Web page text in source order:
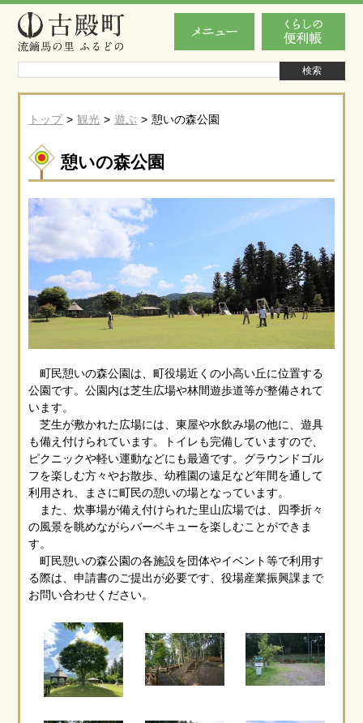
トップ 観光 遊ぶ 憩いの森公園
憩いの森公園
町民憩いの森公園は、町役場近くの小高い丘に位置する
公園です。公園内は芝生広場や林間遊歩道等が整備されて
います。
芝生が敷かれた広場には、東屋や水飲み場の他に、遊具
も備え付けられています。トイレも完備していますので、
ピクニックや軽い運動などにも最適です。グラウンドゴル
フを楽しむ方々やお散歩、幼稚園の遠足など年間を通して
利用され、まさに町民の憩いの場となっています。
また、炊事場が備え付けられた里山広場では、四季折々
の風景を眺めながらバーベキューを楽しむことができま
す。
町民憩いの森公園の各施設を団体やイベント等で利用す
る際は、申請書のご提出が必要です、役場産業振興課まで
お問い合わせください。